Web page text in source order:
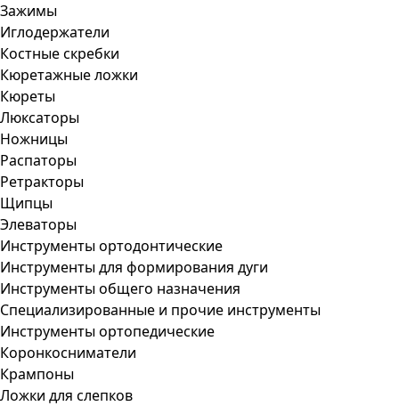
Зажимы
Иглодержатели
Костные скребки
Кюретажные ложки
Кюреты
Люксаторы
Ножницы
Распаторы
Ретракторы
Щипцы
Элеваторы
Инструменты ортодонтические
Инструменты для формирования дуги
Инструменты общего назначения
Специализированные и прочие инструменты
Инструменты ортопедические
Коронкосниматели
Крампоны
Ложки для слепков